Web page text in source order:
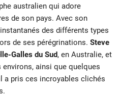
australien qui adore
de son pays. Avec son
des différents types
de ses pérégrinations. Steve
Galles du Sud, en Australie, et
environs, ainsi que quelques
a pris ces incroyables clichés